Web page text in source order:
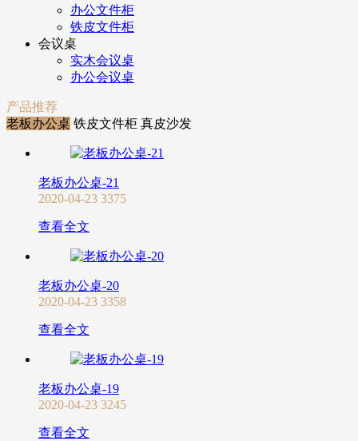
办公文件柜
铁皮文件柜
会议桌
实木会议桌
办公会议桌
产品推荐
老板办公桌 铁皮文件柜 真皮沙发
老板办公桌-21
2020-04-23 3375
查看全文
老板办公桌-20
2020-04-23 3358
查看全文
老板办公桌-19
2020-04-23 3245
查看全文